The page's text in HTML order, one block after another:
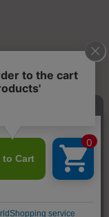
RESERVED.